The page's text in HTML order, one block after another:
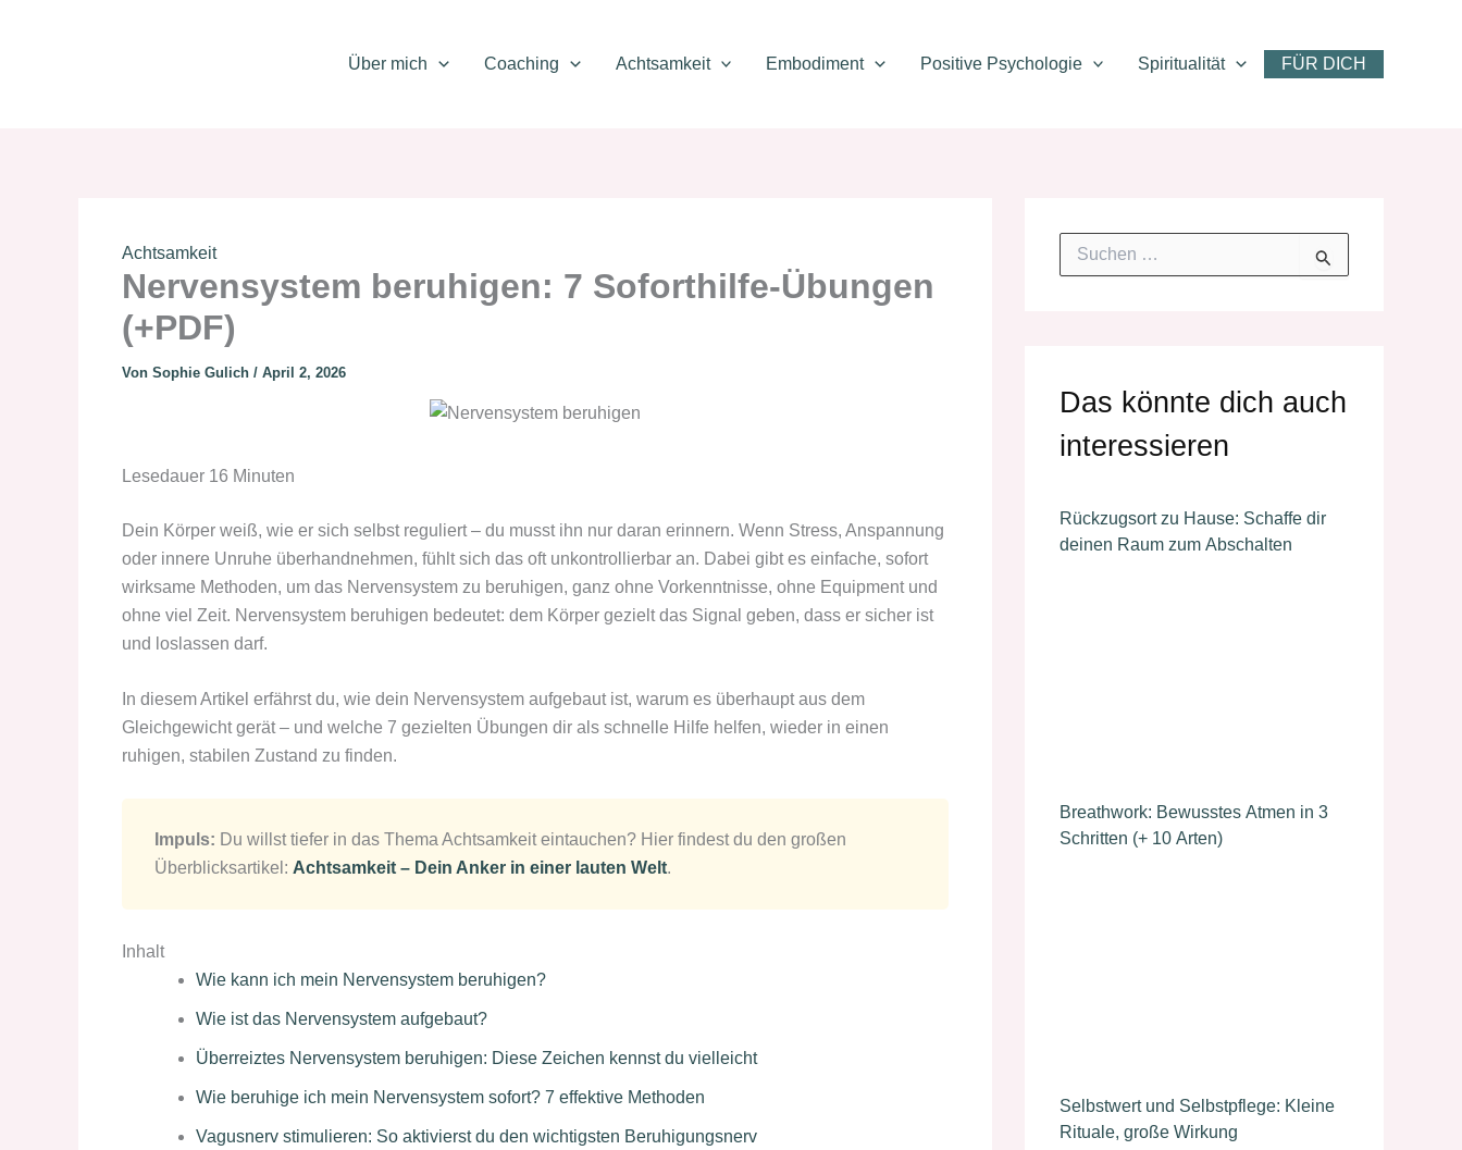
Über mich Coaching Achtsamkeit Embodiment Positive Psychologie Spiritualität FÜR DICH
Achtsamkeit
Nervensystem beruhigen: 7 Soforthilfe-Übungen
(+PDF)
Von Sophie Gulich / April 2, 2026
Lesedauer 16 Minuten
Dein Körper weiß, wie er sich selbst reguliert – du musst ihn nur daran erinnern. Wenn Stress, Anspannung
oder innere Unruhe überhandnehmen, fühlt sich das oft unkontrollierbar an. Dabei gibt es einfache, sofort
wirksame Methoden, um das Nervensystem zu beruhigen, ganz ohne Vorkenntnisse, ohne Equipment und
ohne viel Zeit. Nervensystem beruhigen bedeutet: dem Körper gezielt das Signal geben, dass er sicher ist
und loslassen darf.
In diesem Artikel erfährst du, wie dein Nervensystem aufgebaut ist, warum es überhaupt aus dem
Gleichgewicht gerät – und welche 7 gezielten Übungen dir als schnelle Hilfe helfen, wieder in einen
ruhigen, stabilen Zustand zu finden.
Impuls: Du willst tiefer in das Thema Achtsamkeit eintauchen? Hier findest du den großen
Überblicksartikel: Achtsamkeit – Dein Anker in einer lauten Welt.
Inhalt
Wie kann ich mein Nervensystem beruhigen?
Wie ist das Nervensystem aufgebaut?
Überreiztes Nervensystem beruhigen: Diese Zeichen kennst du vielleicht
Wie beruhige ich mein Nervensystem sofort? 7 effektive Methoden
Vagusnerv stimulieren: So aktivierst du den wichtigsten Beruhigungsnerv
u
a
Das könnte dich auch
interessieren
Rückzugsort zu Hause: Schaffe dir
deinen Raum zum Abschalten
Breathwork: Bewusstes Atmen in 3
Schritten (+ 10 Arten)
Selbstwert und Selbstpflege: Kleine
Rituale, große Wirkung